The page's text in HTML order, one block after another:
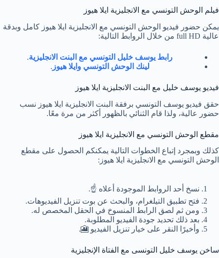
فيلم الوحش التونسي مع الانجليزية ايلا هيوز
يمكن حضور فيديو الوحش التونسي مع الانجليزية ايلا هيوز كامل وبدقة
عالية full HD من خلال الروابط التالية:
رابط يوسف خليل التونسي مع البنت الانجليزية.
لينك الوحش التونسي وايلا هيوز .
فيديو يوسف خليل مع البنت الانجليزية ايلا هيوز
حقق فيديو يوسف التونسي برفقة البنت الانجليزية ايلا هيوز نسب
حضور عالية، ولذا قام الثنائي بالظهور أكثر من مرة معًا.
مقطع الوحش التونسي مع الانجليزية ايلا هيوز
كذلك وبمجرد إتباع الخطوات التالية يمكنكم الحصول على مقطع
الوحش التونسي مع الانجليزية ايلا هيوز:
نسخ أحد الروابط الموجودة أعلاه ☝️.
فتح تطبيق التيلغرام، والبحث عن بوت تنزيل الفيديوهات.
ومن ثم لصق الرابط المنسوخ في الحقل المخصص له.
بعد ذلك تحديد جودة الفيديو المطلوبة.
وأخيرًا النقر على خيار تنزيل الفيديو 🎦.
ساخن يوسف خليل التونسى مع الفتاة الإنجليزية